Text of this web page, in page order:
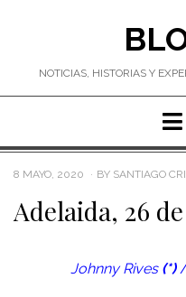
NOTICIAS, HISTORIAS Y
POSTED
8 MAYO, 2020 BY SANTIAGO
Adelaida, 26
Johnny Rives (*)/